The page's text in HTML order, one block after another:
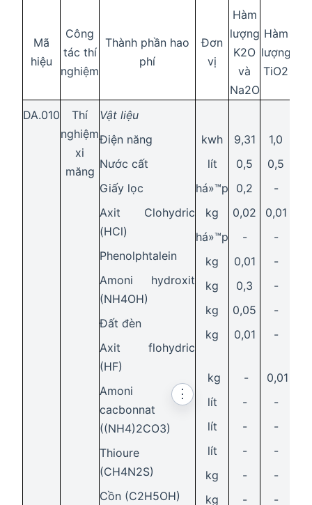
Mã
hiệu
Công
tác thí
nghiệm
Thành phần hao
phí
Đơn
vị
Hàm
lượng
K2O
và
Na2O
Hàm
lượng
TiO2
DA.010
Thí
nghiệm
xi
măng
Vật liệu
Điện năng
Nước cất
Giấy lọc
Axit Clohydric
(HCl)
Phenolphtalein
Amoni hydroxit
(NH4OH)
Đất đèn
Axit flohydric
(HF)
Amoni
cacbonnat
((NH4)2CO3)
⋮
Thioure
(CH4N2S)
Cồn (C2H5OH)
kwh
lít
há»™p
kg
há»™p
kg
kg
kg
kg
kg
lít
lít
lít
kg
kg
9,31
0,5
0,2
0,02
-
0,01
0,3
0,05
0,01
-
-
-
-
-
-
1,0
0,5
-
0,01
-
-
-
-
-
0,01
-
-
-
-
-